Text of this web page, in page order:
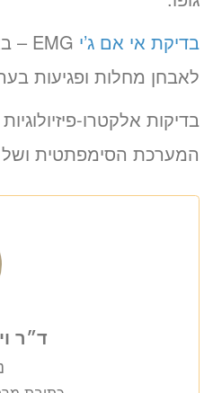
בדיקת אי אם ג’י
לאבחן מחלות ופגיעות
בדיקות אלקטרו-
המערכת הסימפתטית ושל